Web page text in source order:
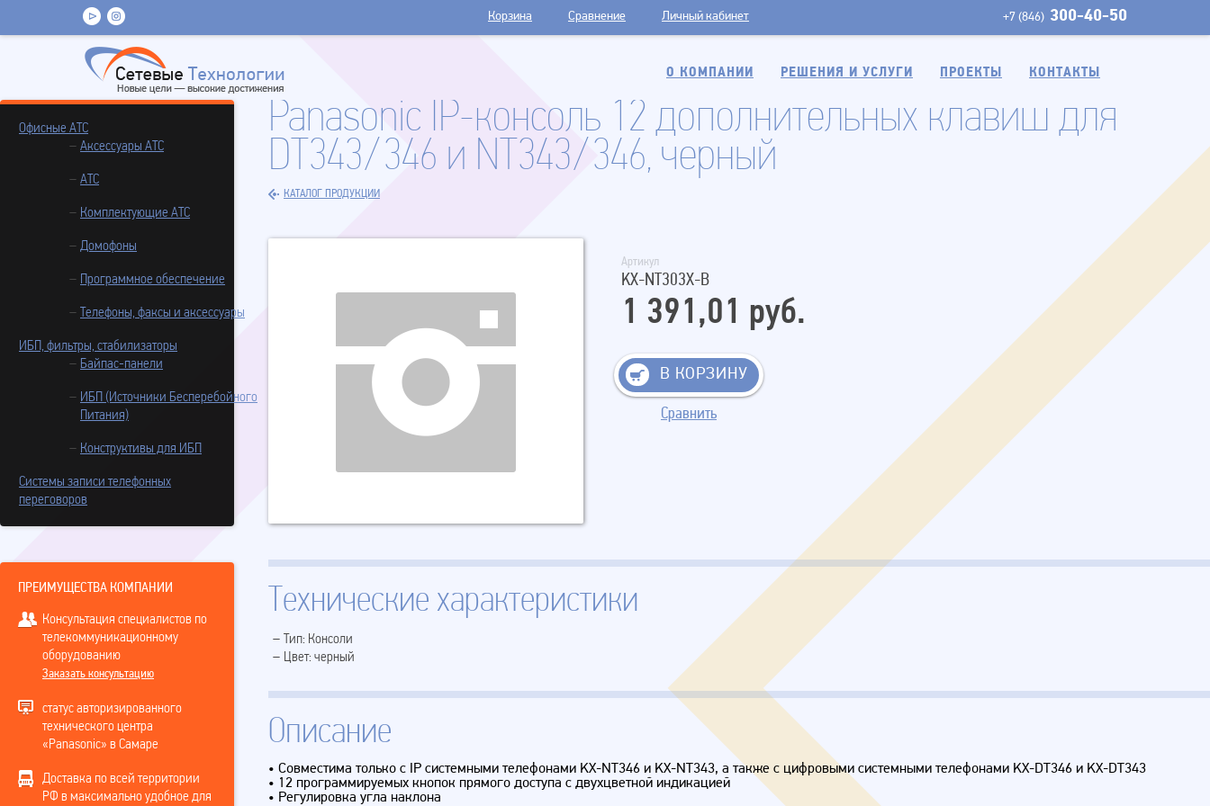
+7 (846) 300-40-50
Корзина Сравнение Личный кабинет
О КОМПАНИИ РЕШЕНИЯ И УСЛУГИ ПРОЕКТЫ КОНТАКТЫ
Офисные АТС
Аксессуары АТС
АТС
Комплектующие АТС
Домофоны
Программное обеспечение
Телефоны, факсы и аксессуары
ИБП, фильтры, стабилизаторы
Байпас-панели
ИБП (Источники Бесперебойного
Питания)
Конструктивы для ИБП
Системы записи телефонных
переговоров
ПРЕИМУЩЕСТВА КОМПАНИИ
Консультация специалистов по
телекоммуникационному
оборудованию
Заказать консультацию
статус авторизированного
технического центра
«Panasonic» в Самаре
Доставка по всей территории
РФ в максимально удобное для
Panasonic IP-консоль 12 дополнительных клавиш для
DT343/346 и NT343/346, черный
КАТАЛОГ ПРОДУКЦИИ
Артикул
KX-NT303X-B
1 391,01 руб.
В КОРЗИНУ
Сравнить
Технические характеристики
Тип: Консоли
Цвет: черный
Описание
• Совместима только с IP системными телефонами KX-NT346 и KX-NT343, а также с цифровыми системными телефонами KX-DT346 и KX-DT343
• 12 программируемых кнопок прямого доступа с двухцветной индикацией
• Регулировка угла наклона